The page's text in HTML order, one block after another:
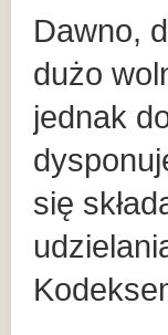
Dawno,
dużo
jednak
się